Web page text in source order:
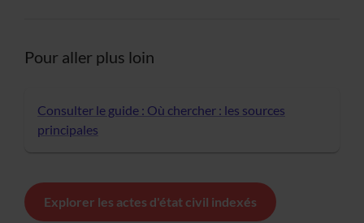
Pour aller plus loin
Consulter le guide : Où chercher : les sources
principales
Explorer les actes d'état civil indexés